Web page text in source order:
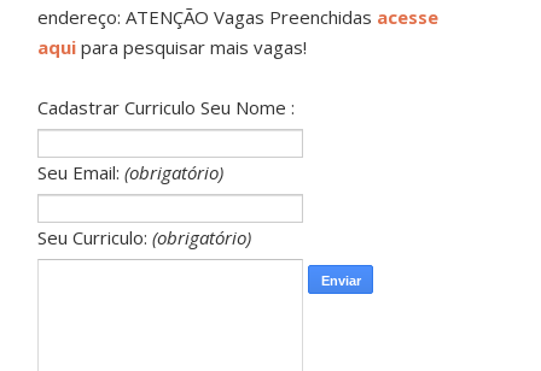
endereço: ATENÇÃO Vagas Preenchidas acesse
aqui para pesquisar mais vagas!
Cadastrar Curriculo Seu Nome :
Seu Email:(obrigatório)
Seu Curriculo:(obrigatório)